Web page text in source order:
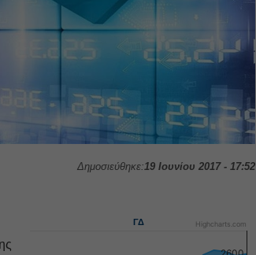
Δημοσιεύθηκε:19 Ιουνίου 2017 - 17:52
ΓΔ
2600
Highcharts.com